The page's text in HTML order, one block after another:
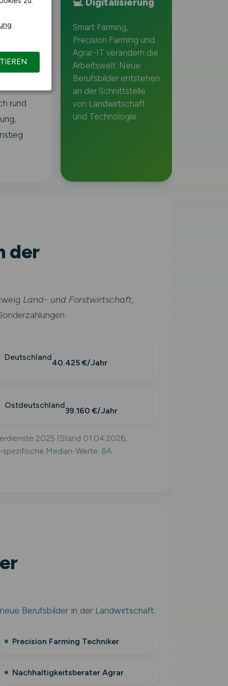
und
laut
rund
Smart Farming,
Precision Farming und
Agrar-IT verändern die
Arbeitswelt. Neue
Berufsbilder entstehen
an der Schnittstelle
von Landwirtschaft
und Technologie.
der
Land- und Forstwirtschaft,
Deutschland
40.425 €/Jahr
Ostdeutschland
39.160 €/Jahr
2025 (Stand 01.04.2026,
Median-Werte: BA
Berufsbilder in der Landwirtschaft.
Precision Farming Techniker
Nachhaltigkeitsberater Agrar